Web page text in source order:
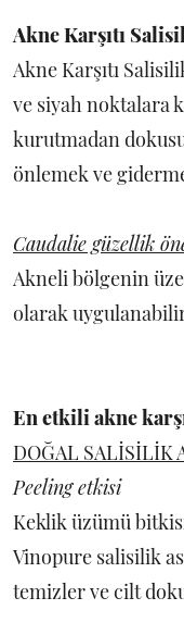
Akne Karşıtı
Akne Karşıtı
ve siyah noktalara
kurutmadan
önlemek ve
Caudalie güzellik
Akneli bölgenin
olarak
En etkili akne
DOĞAL SALİSİLİK
Peeling etkisi
Keklik üzümü
Vinopure salisilik
temizler ve cilt